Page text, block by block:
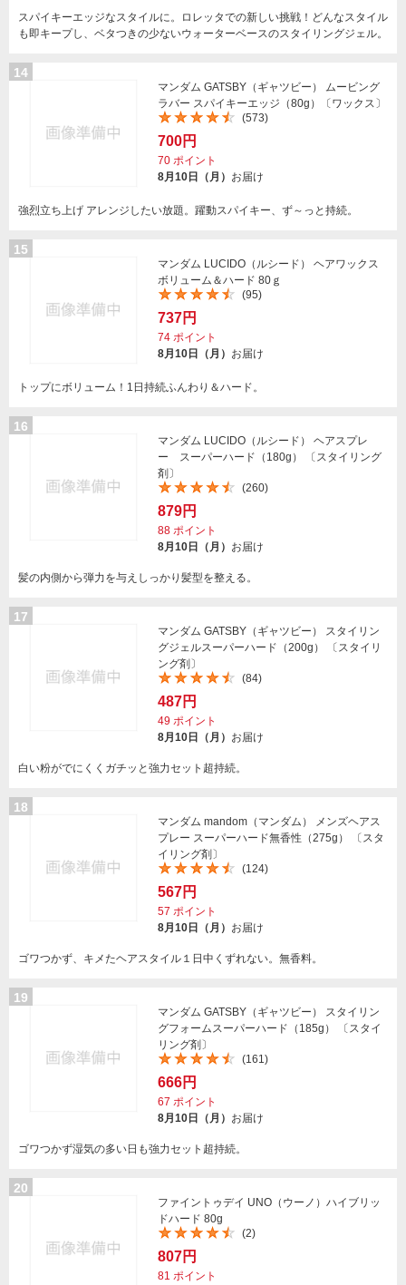
スパイキーエッジなスタイルに。ロレッタでの新しい挑戦！どんなスタイル
も即キープし、ベタつきの少ないウォーターベースのスタイリングジェル。
14
マンダム GATSBY（ギャツビー） ムービング
ラバー スパイキーエッジ（80g）〔ワックス〕
(573)
700円
70 ポイント
8月10日（月） お届け
強烈立ち上げ アレンジしたい放題。躍動スパイキー、ず～っと持続。
15
マンダム LUCIDO（ルシード） ヘアワックス
ボリューム＆ハード 80ｇ
(95)
737円
74 ポイント
8月10日（月） お届け
トップにボリューム！1日持続ふんわり＆ハード。
16
マンダム LUCIDO（ルシード） ヘアスプレ
ー スーパーハード（180g） 〔スタイリング
剤〕
(260)
879円
88 ポイント
8月10日（月） お届け
髪の内側から弾力を与えしっかり髪型を整える。
17
マンダム GATSBY（ギャツビー） スタイリン
グジェルスーパーハード（200g） 〔スタイリ
ング剤〕
(84)
487円
49 ポイント
8月10日（月） お届け
白い粉がでにくくガチッと強力セット超持続。
18
マンダム mandom（マンダム） メンズヘアス
プレー スーパーハード無香性（275g） 〔スタ
イリング剤〕
(124)
567円
57 ポイント
8月10日（月） お届け
ゴワつかず、キメたヘアスタイル１日中くずれない。無香料。
19
マンダム GATSBY（ギャツビー） スタイリン
グフォームスーパーハード（185g） 〔スタイ
リング剤〕
(161)
666円
67 ポイント
8月10日（月） お届け
ゴワつかず湿気の多い日も強力セット超持続。
20
ファイントゥデイ UNO（ウーノ）ハイブリッ
ドハード 80g
(2)
807円
81 ポイント